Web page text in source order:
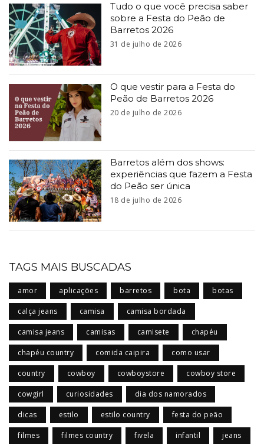
Tudo o que você precisa saber
sobre a Festa do Peão de
Barretos 2026
31 de julho de 2026
O que vestir para a Festa do
Peão de Barretos 2026
20 de julho de 2026
Barretos além dos shows:
experiências que fazem a Festa
do Peão ser única
18 de julho de 2026
TAGS MAIS BUSCADAS
amor aplicações barretos bota botas
calça jeans camisa camisa bordada
camisa jeans camisas camisete chapéu
chapéu country comida caipira como usar
country cowboy cowboystore cowboy store
cowgirl curiosidades dia dos namorados
dicas estilo estilo country festa do peão
filmes filmes country fivela infantil jeans